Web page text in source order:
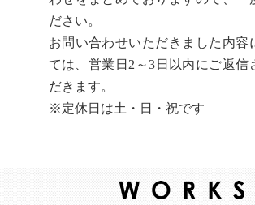
ださい。
お問い合わせいただきました内容
ては、営業日2～3日以内にご返信
だきます。
※定休日は土・日・祝です